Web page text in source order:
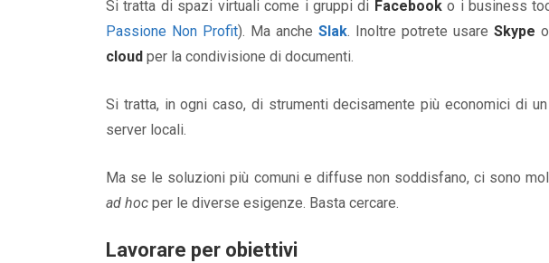
Si tratta di spazi virtuali come i gruppi di Facebooko i business
Passione Non Profit). Ma anche Slak. Inoltre potrete usare Skype o
cloud per la condivisione di documenti.
Si tratta, in ogni caso, di strumenti decisamente più economici di
server locali.
Ma se le soluzioni più comuni e diffuse non soddisfano, ci sono
ad hoc per le diverse esigenze. Basta cercare.
Lavorare per obiettivi